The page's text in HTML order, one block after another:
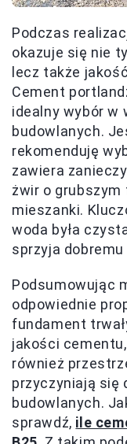
Podczas
okazuje się nie
lecz także
Cement
idealny wybór w
budowlanych.
rekomenduję
zawiera
żwir o
mieszanki.
woda była
sprzyja dobremu
Podsumowując
odpowiednie
fundament
jakości
również
przyczyniają się
budowlanych.
sprawdź, ile